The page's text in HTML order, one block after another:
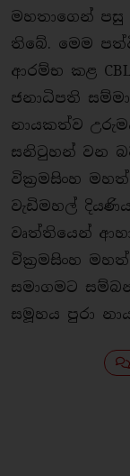
මහතාගෙන්
තිබේ. මෙම
ආරම්භ කළ CBL
ජනාධිපති
නායකත්ව
සනිටුහන් වන
වික්‍රමසිංහ
වැඩිමහල්
වෘත්තියෙන්
වික්‍රමසිංහ
සමාගමට
සමූහය පුරා